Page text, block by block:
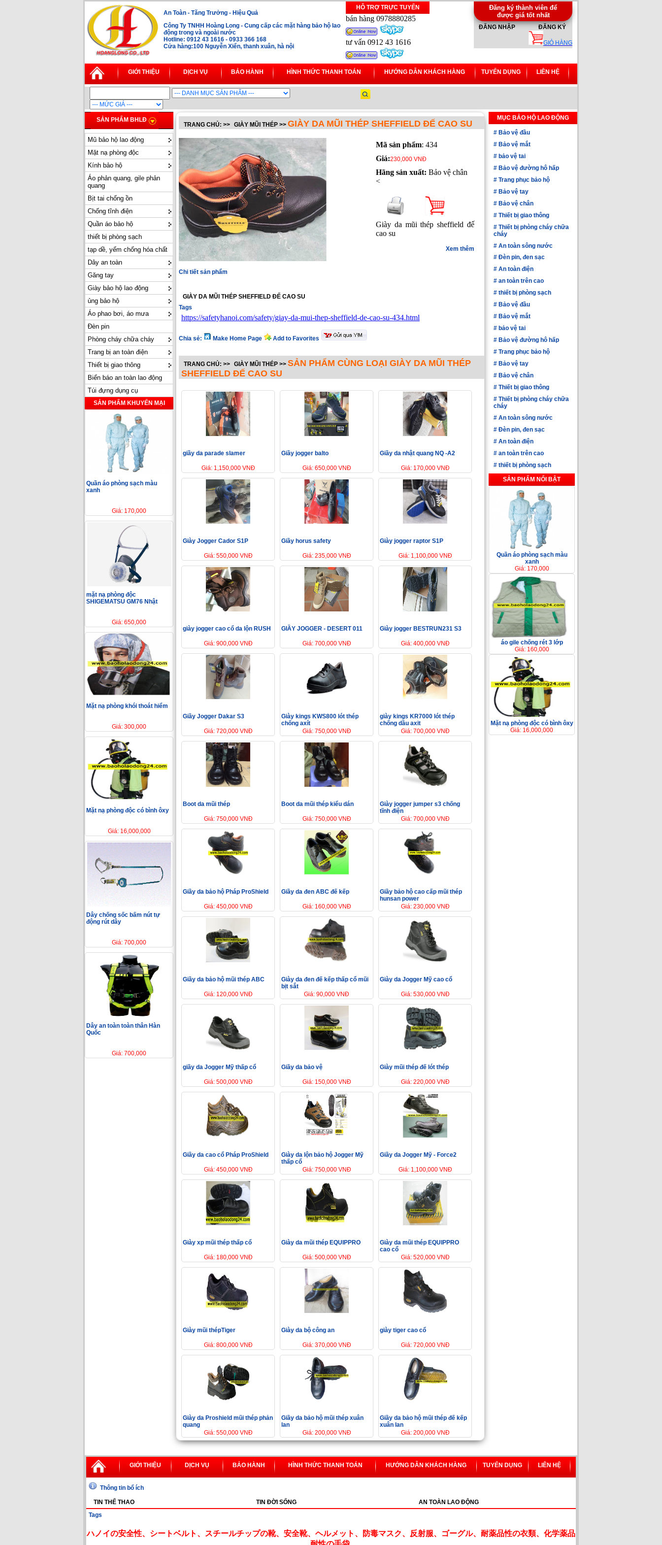
An Toàn - Tăng Trưởng - Hiệu Quả
Công Ty TNHH Hoàng Long - Cung cấp các mặt hàng bảo hộ lao
động trong và ngoài nước
Hotline: 0912 43 1616 - 0933 366 168
Cửa hàng:100 Nguyễn Xiển, thanh xuân, hà nội
HỖ TRỢ TRỰC TUYẾN
bán hàng 0978880285
tư vấn 0912 43 1616
Đăng ký thành viên để
được giá tốt nhất
ĐĂNG NHẬP ĐĂNG KÝ
GIỎ HÀNG
GIỚI THIỆU DỊCH VỤ BẢO HÀNH HÌNH THỨC THANH TOÁN HƯỚNG DẪN KHÁCH HÀNG TUYỂN DỤNG LIÊN HỆ
SẢN PHẨM BHLĐ
Mũ bảo hộ lao động
Mặt nạ phòng độc
Kính bảo hộ
Áo phản quang, gile phản
quang
Bịt tai chống ồn
Chống tĩnh điện
Quần áo bảo hộ
thiết bị phòng sạch
tạp dề, yếm chống hóa chất
Dây an toàn
Găng tay
Giày bảo hộ lao động
ủng bảo hộ
Áo phao bơi, áo mưa
Đèn pin
Phòng cháy chữa cháy
Trang bị an toàn điện
Thiết bị giao thông
Biển báo an toàn lao động
Túi đựng dụng cụ
SẢN PHẨM KHUYẾN MẠI
Quần áo phòng sạch màu
xanh
Giá: 170,000
mặt nạ phòng độc
SHIGEMATSU GM76 Nhật
Giá: 650,000
Mặt nạ phòng khói thoát hiểm
Giá: 300,000
Mặt nạ phòng độc có bình ôxy
Giá: 16,000,000
Dây chống sốc bấm nút tự
động rút dây
Giá: 700,000
Dây an toàn toàn thân Hàn
Quốc
Giá: 700,000
TRANG CHỦ: >> GIÀY MŨI THÉP >> GIÀY DA MŨI THÉP SHEFFIELD ĐẾ CAO SU
Mã sản phẩm: 434
Giá:230,000 VNĐ
Hãng sản xuất: Bảo vệ chân
<
Giày da mũi thép sheffield đế
cao su
Xem thêm
Chi tiết sản phẩm
GIÀY DA MŨI THÉP SHEFFIELD ĐẾ CAO SU
Tags
https://safetyhanoi.com/safety/giay-da-mui-thep-sheffield-de-cao-su-434.html
Chia sẻ: Make Home Page Add to Favorites
TRANG CHỦ: >> GIÀY MŨI THÉP >> SẢN PHẨM CÙNG LOẠI GIÀY DA MŨI THÉP
SHEFFIELD ĐẾ CAO SU
giầy da parade slamer
Giá: 1,150,000 VNĐ
Giầy jogger balto
Giá: 650,000 VNĐ
Giầy da nhật quang NQ -A2
Giá: 170,000 VNĐ
Giày Jogger Cador S1P
Giá: 550,000 VNĐ
Giầy horus safety
Giá: 235,000 VNĐ
Giày jogger raptor S1P
Giá: 1,100,000 VNĐ
giày jogger cao cổ da lộn RUSH
Giá: 900,000 VNĐ
GIẦY JOGGER - DESERT 011
Giá: 700,000 VNĐ
Giày jogger BESTRUN231 S3
Giá: 400,000 VNĐ
Giầy Jogger Dakar S3
Giá: 720,000 VNĐ
Giày kings KWS800 lót thép
chống axít
Giá: 750,000 VNĐ
giày kings KR7000 lót thép
chống dầu axit
Giá: 700,000 VNĐ
Boot da mũi thép
Giá: 750,000 VNĐ
Boot da mũi thép kiểu dán
Giá: 750,000 VNĐ
Giày jogger jumper s3 chống
tĩnh điện
Giá: 700,000 VNĐ
Giầy da bảo hộ Pháp ProShield
Giá: 450,000 VNĐ
Giầy da đen ABC đế kếp
Giá: 160,000 VNĐ
Giầy bảo hộ cao cấp mũi thép
hunsan power
Giá: 230,000 VNĐ
Giầy da bảo hộ mũi thép ABC
Giá: 120,000 VNĐ
Giày da đen đế kếp thấp cổ mũi
bịt sắt
Giá: 90,000 VNĐ
Giày da Jogger Mỹ cao cổ
Giá: 530,000 VNĐ
giầy da Jogger Mỹ thấp cổ
Giá: 500,000 VNĐ
Giầy da bảo vệ
Giá: 150,000 VNĐ
Giày mũi thép đế lót thép
Giá: 220,000 VNĐ
Giầy da cao cổ Pháp ProShield
Giá: 450,000 VNĐ
Giày da lộn bảo hộ Jogger Mỹ
thấp cổ
Giá: 750,000 VNĐ
Giầy da Jogger Mỹ - Force2
Giá: 1,100,000 VNĐ
Giày xp mũi thép thấp cổ
Giá: 180,000 VNĐ
Giày da mũi thép EQUIPPRO
Giá: 500,000 VNĐ
Giày da mũi thép EQUIPPRO
cao cổ
Giá: 520,000 VNĐ
Giày mũi thépTiger
Giá: 800,000 VNĐ
Giày da bộ công an
Giá: 370,000 VNĐ
giày tiger cao cổ
Giá: 720,000 VNĐ
Giày da Proshield mũi thép phản
quang
Giá: 550,000 VNĐ
Giầy da bảo hộ mũi thép xuân
lan
Giá: 200,000 VNĐ
Giầy da bảo hộ mũi thép đế kếp
xuân lan
Giá: 200,000 VNĐ
MỤC BẢO HỘ LAO ĐỘNG
# Bảo vệ đầu
# Bảo vệ mắt
# bảo vệ tai
# Bảo vệ đường hô hấp
# Trang phục bảo hộ
# Bảo vệ tay
# Bảo vệ chân
# Thiết bị giao thông
# Thiết bị phòng cháy chữa
cháy
# An toàn sông nước
# Đèn pin, đen sạc
# An toàn điện
# an toàn trên cao
# thiết bị phòng sạch
# Bảo vệ đầu
# Bảo vệ mắt
# bảo vệ tai
# Bảo vệ đường hô hấp
# Trang phục bảo hộ
# Bảo vệ tay
# Bảo vệ chân
# Thiết bị giao thông
# Thiết bị phòng cháy chữa
cháy
# An toàn sông nước
# Đèn pin, đen sạc
# An toàn điện
# an toàn trên cao
# thiết bị phòng sạch
SẢN PHẨM NỔI BẬT
Quần áo phòng sạch màu
xanh
Giá: 170,000
áo gile chống rét 3 lớp
Giá: 160,000
Mặt nạ phòng độc có bình ôxy
Giá: 16,000,000
GIỚI THIỆU DỊCH VỤ BẢO HÀNH HÌNH THỨC THANH TOÁN HƯỚNG DẪN KHÁCH HÀNG TUYỂN DỤNG LIÊN HỆ
Thông tin bổ ích
TIN THỂ THAO TIN ĐỜI SỐNG
AN TOÀN LAO ĐỘNG
Tags
ハノイの安全性、シートベルト、スチールチップの靴、安全靴、ヘルメット、防毒マスク、反射服、ゴーグル、耐薬品性の衣類、化学薬品